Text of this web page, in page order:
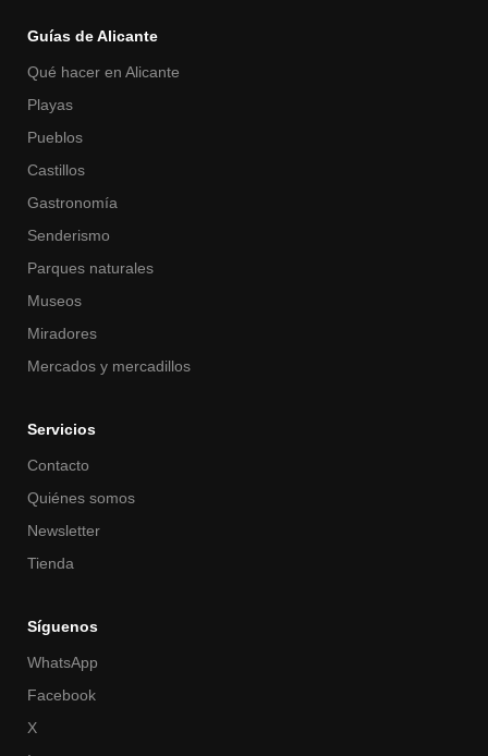
Guías de Alicante
Qué hacer en Alicante
Playas
Pueblos
Castillos
Gastronomía
Senderismo
Parques naturales
Museos
Miradores
Mercados y mercadillos
Servicios
Contacto
Quiénes somos
Newsletter
Tienda
Síguenos
WhatsApp
Facebook
X